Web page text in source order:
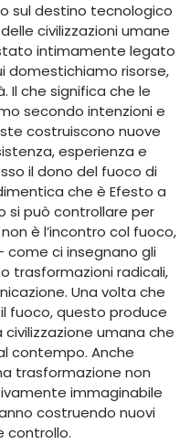
sul destino tecnologico
civilizzazioni umane
intimamente legato
domestichiamo risorse,
Il che significa che le
secondo intenzioni e
costruiscono nuove
esperienza e
il dono del fuoco di
che è Efesto a
si può controllare per
è l’incontro col fuoco,
come ci insegnano gli
trasformazioni radicali,
Una volta che
fuoco, questo produce
umana che
contempo. Anche
trasformazione non
immaginabile
costruendo nuovi
controllo.